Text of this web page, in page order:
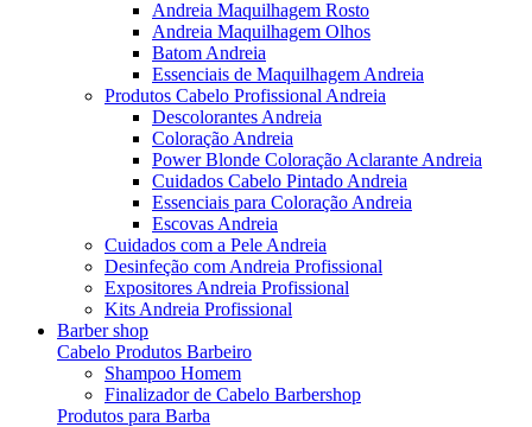
Andreia Maquilhagem Rosto
Andreia Maquilhagem Olhos
Batom Andreia
Essenciais de Maquilhagem Andreia
Produtos Cabelo Profissional Andreia
Descolorantes Andreia
Coloração Andreia
Power Blonde Coloração Aclarante Andreia
Cuidados Cabelo Pintado Andreia
Essenciais para Coloração Andreia
Escovas Andreia
Cuidados com a Pele Andreia
Desinfeção com Andreia Profissional
Expositores Andreia Profissional
Kits Andreia Profissional
Barber shop
Cabelo Produtos Barbeiro
Shampoo Homem
Finalizador de Cabelo Barbershop
Produtos para Barba